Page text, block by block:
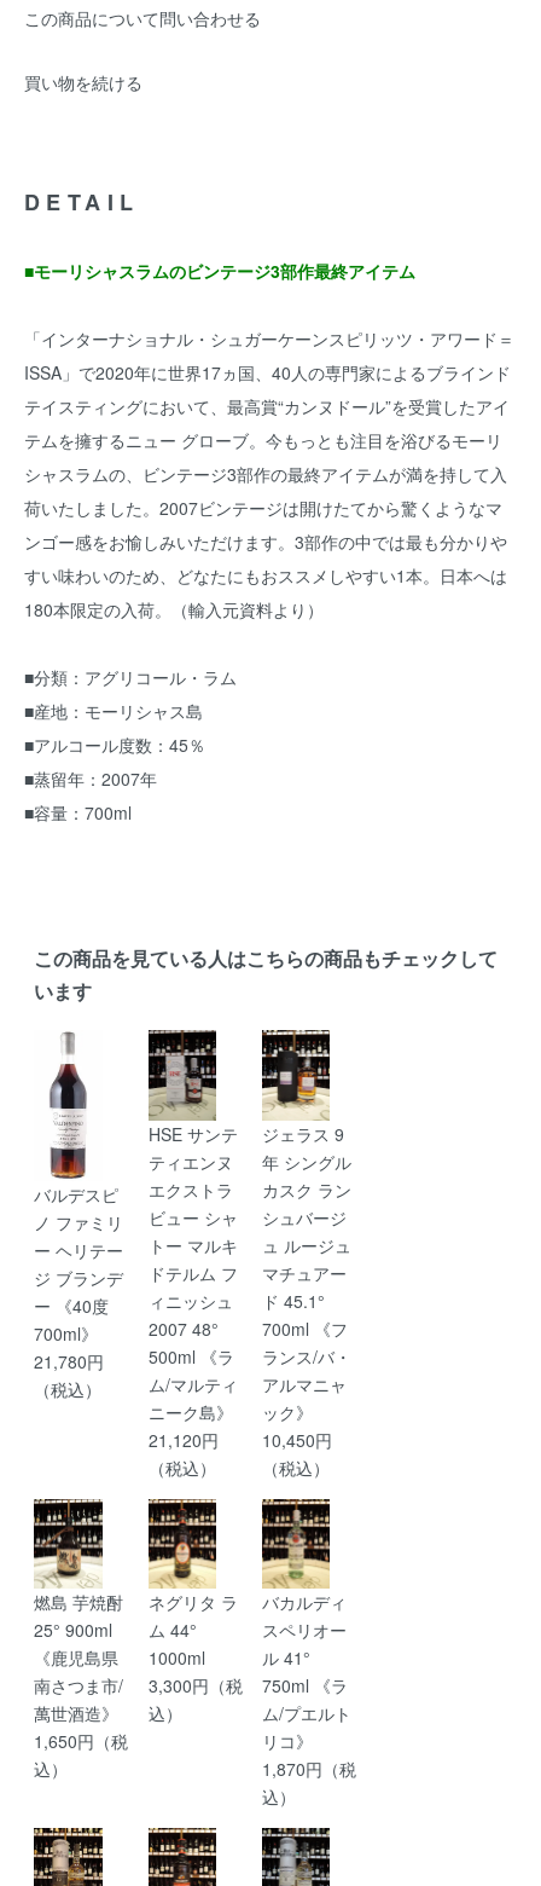
この商品について問い合わせる
買い物を続ける
DETAIL
■モーリシャスラムのビンテージ3部作最終アイテム
「インターナショナル・シュガーケーンスピリッツ・アワード＝
ISSA」で2020年に世界17ヵ国、40人の専門家によるブラインド
テイスティングにおいて、最高賞“カンヌドール”を受賞したアイ
テムを擁するニュー グローブ。今もっとも注目を浴びるモーリ
シャスラムの、ビンテージ3部作の最終アイテムが満を持して入
荷いたしました。2007ビンテージは開けたてから驚くようなマ
ンゴー感をお愉しみいただけます。3部作の中では最も分かりや
すい味わいのため、どなたにもおススメしやすい1本。日本へは
180本限定の入荷。（輸入元資料より）
■分類：アグリコール・ラム
■産地：モーリシャス島
■アルコール度数：45％
■蒸留年：2007年
■容量：700ml
この商品を見ている人はこちらの商品もチェックして
います
バルデスピ
ノ ファミリ
ー ヘリテー
ジ ブランデ
ー 《40度
700ml》
21,780円
（税込）
HSE サンテ
ティエンヌ
エクストラ
ビュー シャ
トー マルキ
ドテルム フ
ィニッシュ
2007 48°
500ml 《ラ
ム/マルティ
ニーク島》
21,120円
（税込）
ジェラス 9
年 シングル
カスク ラン
シュバージ
ュ ルージュ
マチュアー
ド 45.1°
700ml 《フ
ランス/バ・
アルマニャ
ック》
10,450円
（税込）
燃島 芋焼酎
25° 900ml
《鹿児島県
南さつま市/
萬世酒造》
1,650円（税
込）
ネグリタ ラ
ム 44°
1000ml
3,300円（税
込）
バカルディ
スペリオー
ル 41°
750ml 《ラ
ム/プエルト
リコ》
1,870円（税
込）